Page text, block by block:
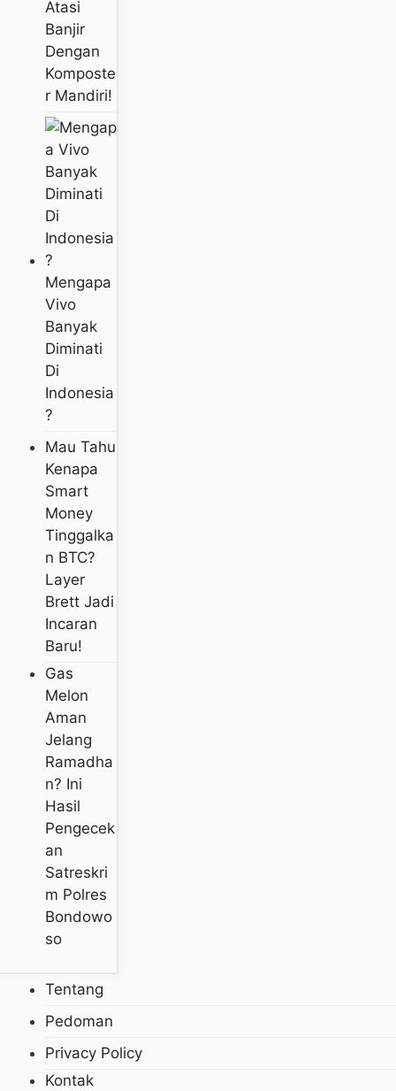
Atasi
Banjir
Dengan
Komposte
R Mandiri!
Mengapa
Vivo
Banyak
Diminati
Di
Indonesia
?
Mau Tahu
Kenapa
Smart
Money
Tinggalka
N BTC?
Layer
Brett Jadi
Incaran
Baru!
Gas
Melon
Aman
Jelang
Ramadha
N? Ini
Hasil
Pengecek
An
Satreskri
M Polres
Bondowo
So
Tentang
Pedoman
Privacy Policy
Kontak